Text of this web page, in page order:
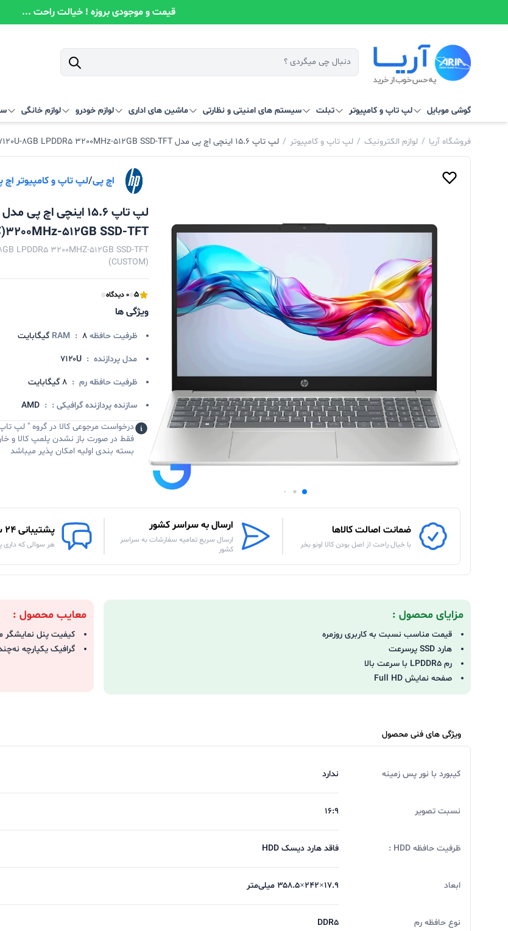
قیمت و موجودی بروزه ! خیالت راحت ...
گوشی موبایل لپ تاپ و کامپیوتر تبلت سیستم‌ های امنیتی و نظارتی ماشین های اداری لوازم خودرو لوازم خانگی
فروشگاه آریا / لوازم الکترونیک / لپ تاپ و کامپیوتر / لپ تاپ 15.6 اینچی اچ‌ پی مدل fc0171nia-15-Athlon 7120U-8GB LPDDR5 3200MHz-512GB SSD-TFT(کاستوم)
اچ پی/لپ تاپ و کامپیوتر اچ
3200MHz-512GB SSD-TFT(کاستوم)
LPDDR5 3200MHZ-512GB SSD-TFT
(CUSTOM)
5 0 دیدگاه
ویژگی ها
ظرفیت حافظه RAM : ۸ گیگابایت
مدل پردازنده : ۷۱۲۰U
ظرفیت حافظه رم : 8 گیگابایت
سازنده پردازنده گرافیکی : :
AMD
درخواست مرجوعی کالا در گروه " لپ
فقط در صورت باز نشدن پلمپ کالا و
بسته بندی اولیه امکان پذیر میباشد
ضمانت اصالت کالاها
با خیال راحت از اصل بودن کالا اونو بخر
ارسال به سراسر کشور
ارسال سریع تمامیه سفارشات به سراسر
کشور
پشتیبانی 24 ساعته
هر سوالی که
مزایای محصول :
قیمت مناسب نسبت به کاربری روزمره
هارد SSD پرسرعت
رم LPDDR5 با سرعت بالا
صفحه‌ نمایش Full HD
معایب محصول :
کیفیت پنل نمایشگر
گرافیک یکپارچه
ویژگی های فنی محصول
کیبورد با نور پس زمینه ندارد
نسبت تصویر 16:9
ظرفیت حافظه HDD : فاقد هارد دیسک HDD
ابعاد ۱۷.۹×۲۴۲×۳۵۸.۵ میلی‌متر
نوع حافظه رم DDR5